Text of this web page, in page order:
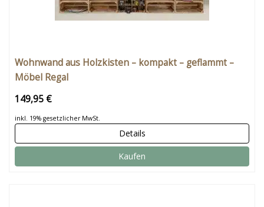
Wohnwand aus Holzkisten – kompakt – geflammt –
Möbel Regal
149,95 €
inkl. 19% gesetzlicher MwSt.
Details
Kaufen